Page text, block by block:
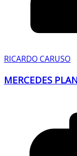
RICARDO CARUSO
MERCEDES